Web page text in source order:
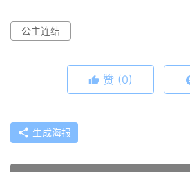
公主连结
赞 (0)
生成海报